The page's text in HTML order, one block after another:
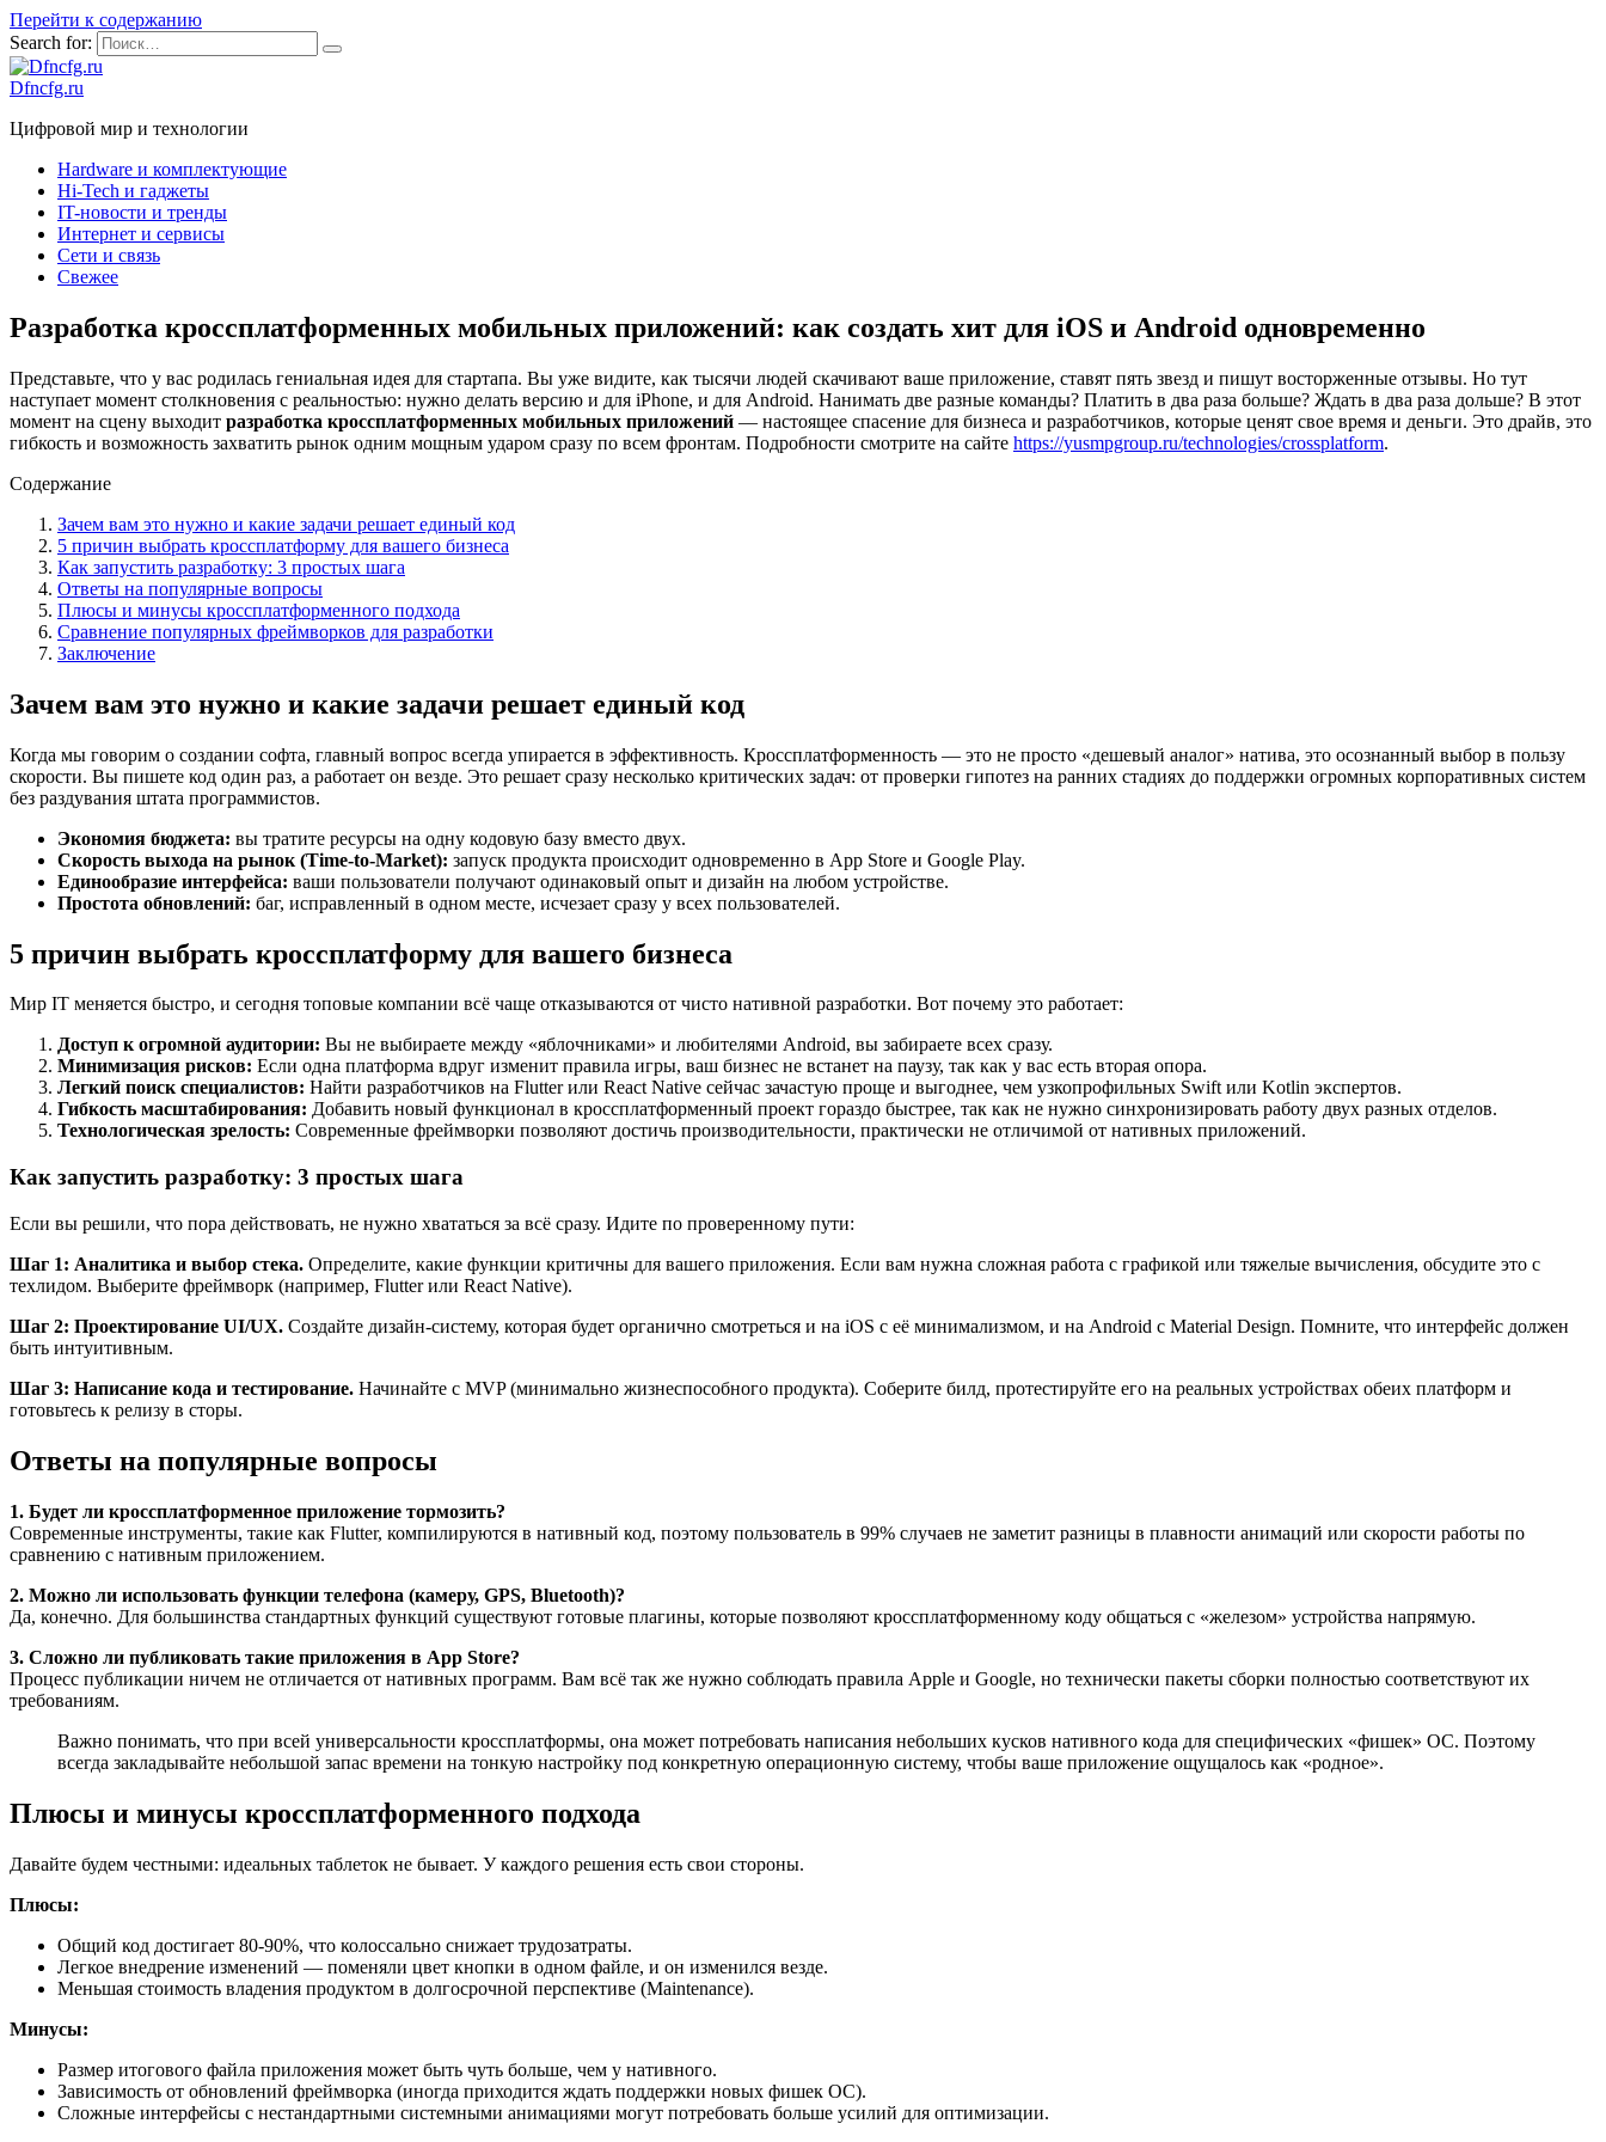
Перейти к содержанию
Search for:
Dfncfg.ru
Цифровой мир и технологии
Hardware и комплектующие
Hi-Tech и гаджеты
IT-новости и тренды
Интернет и сервисы
Сети и связь
Свежее
Разработка кроссплатформенных мобильных приложений: как создать хит для iOS и Android одновременно
Представьте, что у вас родилась гениальная идея для стартапа. Вы уже видите, как тысячи людей скачивают ваше приложение, ставят пять звезд и пишут восторженные отзывы. Но тут
наступает момент столкновения с реальностью: нужно делать версию и для iPhone, и для Android. Нанимать две разные команды? Платить в два раза больше? Ждать в два раза дольше? В этот
момент на сцену выходит разработка кроссплатформенных мобильных приложений — настоящее спасение для бизнеса и разработчиков, которые ценят свое время и деньги. Это драйв, это
гибкость и возможность захватить рынок одним мощным ударом сразу по всем фронтам. Подробности смотрите на сайте https://yusmpgroup.ru/technologies/crossplatform.
Содержание
Зачем вам это нужно и какие задачи решает единый код
5 причин выбрать кроссплатформу для вашего бизнеса
Как запустить разработку: 3 простых шага
Ответы на популярные вопросы
Плюсы и минусы кроссплатформенного подхода
Сравнение популярных фреймворков для разработки
Заключение
Зачем вам это нужно и какие задачи решает единый код
Когда мы говорим о создании софта, главный вопрос всегда упирается в эффективность. Кроссплатформенность — это не просто «дешевый аналог» натива, это осознанный выбор в пользу
скорости. Вы пишете код один раз, а работает он везде. Это решает сразу несколько критических задач: от проверки гипотез на ранних стадиях до поддержки огромных корпоративных систем
без раздувания штата программистов.
Экономия бюджета: вы тратите ресурсы на одну кодовую базу вместо двух.
Скорость выхода на рынок (Time-to-Market): запуск продукта происходит одновременно в App Store и Google Play.
Единообразие интерфейса: ваши пользователи получают одинаковый опыт и дизайн на любом устройстве.
Простота обновлений: баг, исправленный в одном месте, исчезает сразу у всех пользователей.
5 причин выбрать кроссплатформу для вашего бизнеса
Мир IT меняется быстро, и сегодня топовые компании всё чаще отказываются от чисто нативной разработки. Вот почему это работает:
Доступ к огромной аудитории: Вы не выбираете между «яблочниками» и любителями Android, вы забираете всех сразу.
Минимизация рисков: Если одна платформа вдруг изменит правила игры, ваш бизнес не встанет на паузу, так как у вас есть вторая опора.
Легкий поиск специалистов: Найти разработчиков на Flutter или React Native сейчас зачастую проще и выгоднее, чем узкопрофильных Swift или Kotlin экспертов.
Гибкость масштабирования: Добавить новый функционал в кроссплатформенный проект гораздо быстрее, так как не нужно синхронизировать работу двух разных отделов.
Технологическая зрелость: Современные фреймворки позволяют достичь производительности, практически не отличимой от нативных приложений.
Как запустить разработку: 3 простых шага
Если вы решили, что пора действовать, не нужно хвататься за всё сразу. Идите по проверенному пути:
Шаг 1: Аналитика и выбор стека. Определите, какие функции критичны для вашего приложения. Если вам нужна сложная работа с графикой или тяжелые вычисления, обсудите это с
техлидом. Выберите фреймворк (например, Flutter или React Native).
Шаг 2: Проектирование UI/UX. Создайте дизайн-систему, которая будет органично смотреться и на iOS с её минимализмом, и на Android с Material Design. Помните, что интерфейс должен
быть интуитивным.
Шаг 3: Написание кода и тестирование. Начинайте с MVP (минимально жизнеспособного продукта). Соберите билд, протестируйте его на реальных устройствах обеих платформ и
готовьтесь к релизу в сторы.
Ответы на популярные вопросы
1. Будет ли кроссплатформенное приложение тормозить?
Современные инструменты, такие как Flutter, компилируются в нативный код, поэтому пользователь в 99% случаев не заметит разницы в плавности анимаций или скорости работы по
сравнению с нативным приложением.
2. Можно ли использовать функции телефона (камеру, GPS, Bluetooth)?
Да, конечно. Для большинства стандартных функций существуют готовые плагины, которые позволяют кроссплатформенному коду общаться с «железом» устройства напрямую.
3. Сложно ли публиковать такие приложения в App Store?
Процесс публикации ничем не отличается от нативных программ. Вам всё так же нужно соблюдать правила Apple и Google, но технически пакеты сборки полностью соответствуют их
требованиям.
Важно понимать, что при всей универсальности кроссплатформы, она может потребовать написания небольших кусков нативного кода для специфических «фишек» ОС. Поэтому
всегда закладывайте небольшой запас времени на тонкую настройку под конкретную операционную систему, чтобы ваше приложение ощущалось как «родное».
Плюсы и минусы кроссплатформенного подхода
Давайте будем честными: идеальных таблеток не бывает. У каждого решения есть свои стороны.
Плюсы:
Общий код достигает 80-90%, что колоссально снижает трудозатраты.
Легкое внедрение изменений — поменяли цвет кнопки в одном файле, и он изменился везде.
Меньшая стоимость владения продуктом в долгосрочной перспективе (Maintenance).
Минусы:
Размер итогового файла приложения может быть чуть больше, чем у нативного.
Зависимость от обновлений фреймворка (иногда приходится ждать поддержки новых фишек ОС).
Сложные интерфейсы с нестандартными системными анимациями могут потребовать больше усилий для оптимизации.